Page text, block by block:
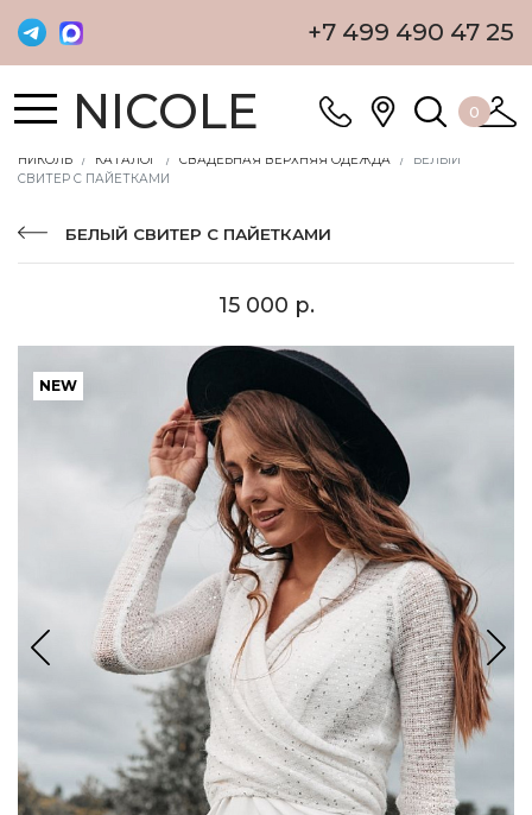
+7 499 490 47 25
NICOLE 0
НИКОЛЬ КАТАЛОГ СВАДЕБНАЯ ВЕРХНЯЯ ОДЕЖДА
БЕЛЫЙ
СВИТЕР С ПАЙЕТКАМИ
БЕЛЫЙ СВИТЕР С ПАЙЕТКАМИ
15 000 р.
NEW